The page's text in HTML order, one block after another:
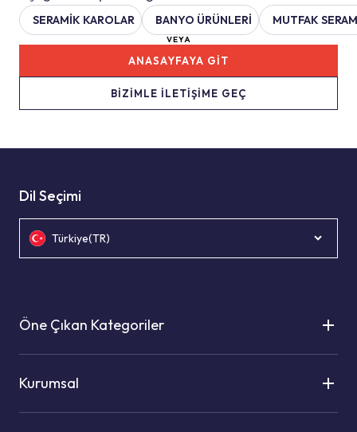
SERAMIK KAROLAR BANYO ÜRÜNLERİ MUTFAK
VEYA
BİZİMLE İLETİŞİME GEÇ
ANASAYFAYA GİT
Dil Seçimi
Türkiye(TR)
Öne Çıkan Kategoriler
Kurumsal